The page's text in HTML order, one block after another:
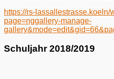
https://rs-
page=nggallery-manage-
Schuljahr 2018/2019